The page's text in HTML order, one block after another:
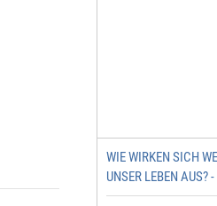
WIE WIRKEN SICH
UNSER LEBEN AUS?